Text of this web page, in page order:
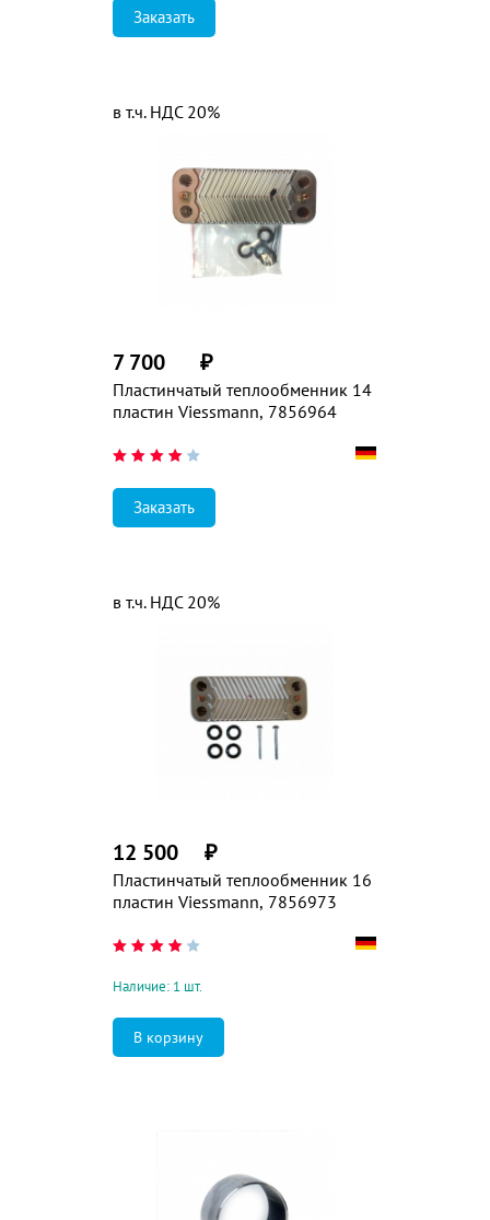
Заказать
Пластинчатый теплообменник 14
пластин Viessmann, 7856964
7 700 ₽
в т.ч. НДС 20%
Заказать
Пластинчатый теплообменник 16
пластин Viessmann, 7856973
12 500 ₽
в т.ч. НДС 20%
Наличие: 1 шт.